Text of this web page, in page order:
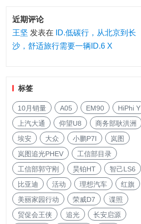
近期评论
王坚 发表在
ID.低碳行，从北京到长
沙，舒适旅行需要一辆ID.6 X
标签
10月销量 A05 EM90
HiPhi Y
上汽大通
仰望U8
商务部耿洪洲
埃安
大众 小鹏P7I
岚图
岚图追光PHEV
工信部目录
工信部郭守刚
昊铂HT
智己LS6
比亚迪
活动 理想汽车
红旗
美丽家园行动
荣威D7
谍照
贸促会王侠
追光
长安启源